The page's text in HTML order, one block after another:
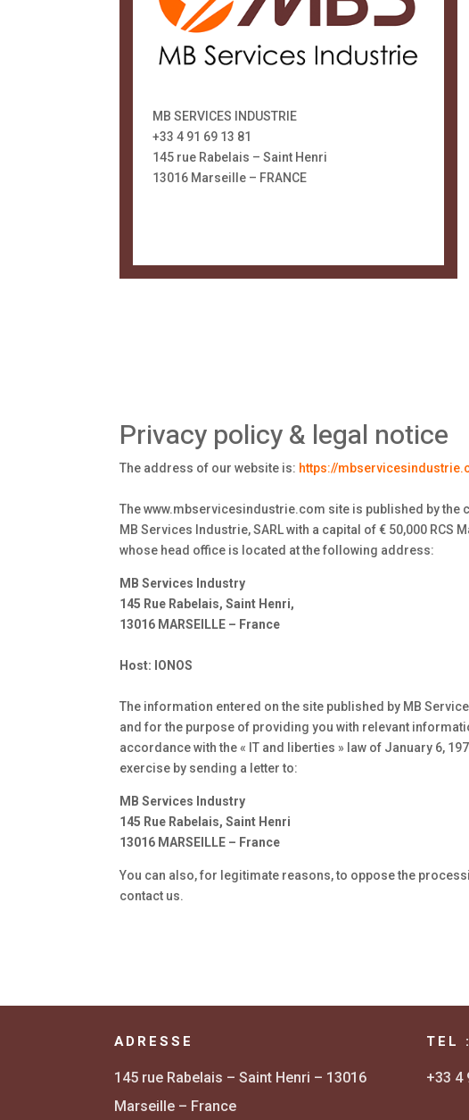
MB SERVICES INDUSTRIE
+33 4 91 69 13 81
145 rue Rabelais – Saint Henri
13016 Marseille – FRANCE
Privacy policy & legal notice
The address of our website is: https://
The www.mbservicesindustrie.com site is published by the
MB Services Industrie, SARL with a capital of € 50,000 RCS
whose head office is located at the following address:
MB Services Industry
145 Rue Rabelais, Saint Henri,
13016 MARSEILLE – France
Host: IONOS
The information entered on the site published by MB
and for the purpose of providing you with relevant
accordance with the « IT and liberties » law of January 6,
exercise by sending a letter to:
MB Services Industry
145 Rue Rabelais, Saint Henri
13016 MARSEILLE – France
You can also, for legitimate reasons, to oppose the
contact us.
ADRESSE
145 rue Rabelais – Saint Henri – 13016
Marseille – France
TEL :
+33 4